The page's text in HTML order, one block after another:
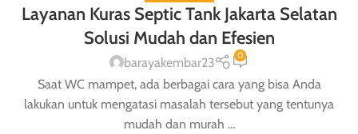
Layanan Kuras Septic Tank Jakarta Selatan
Solusi Mudah dan Efesien
barayakembar23 0
Saat WC mampet, ada berbagai cara yang bisa Anda
lakukan untuk mengatasi masalah tersebut yang tentunya
mudah dan murah ...